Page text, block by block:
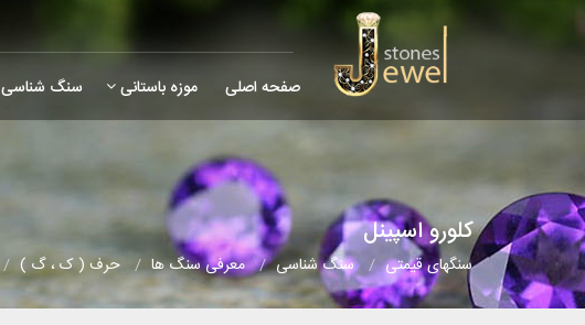
صفحه اصلی موزه باستانی سنگ شناسی
کلورو اسپینل
سنگهای قیمتی سنگ شناسی معرفی سنگ ها حرف ( ک ، گ )